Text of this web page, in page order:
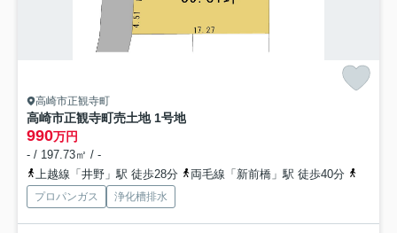
高崎市正観寺町
高崎市正観寺町売土地 1号地
990万円
- / 197.73㎡ / -
上越線「井野」駅 徒歩28分
両毛線「新前橋」駅 徒歩40分
プロパンガス 浄化槽排水